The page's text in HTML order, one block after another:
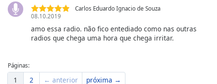
Carlos Eduardo Ignacio de Souza
08.10.2019
amo essa radio. não fico entediado como nas outras
radios que chega uma hora que chega irritar.
Páginas:
1 2 ← anterior próxima →